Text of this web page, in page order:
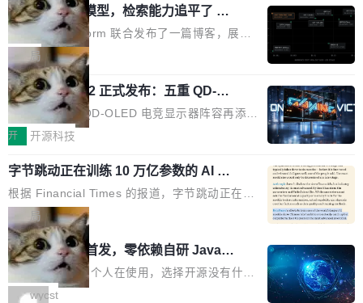
个项目只有一个 HTML 文件。没有构建步骤，没
有依赖，没有网络请求。屏幕上每个形状都是 C
anvas 上纯手...
s 里，设备树和内核源码被厂商锁死，你能看到
代码但你改不了，改了也刷不进去。 为什么 AO
SP 不够用了 Runarcn 列举了几条他离开 Andro
id 的具体理由： Google Pla...
ion（间接提示注入）窃取整个 Atlassian 租户内
的 Jira 工单和 Confluence 文档，全程不需要任
何人工审批。 更值得注意的是，这个漏洞在 5
月 23 日就报告给了 Atlassian，两个多月过去
了，公司除了表示"感谢"并分配了一个 case nu
mber 之外，再没有任何实质性回应。Rovo 至
今仍处于漏洞未修复状态。 攻击链路 攻击链并
不复杂。 受害者给 Rovo 提了一个正...
一个 4B 开源模型，检索能力追平了 G
PT-5.6 Sol，成本降到 1/100
Neon 和 Castform 联合发布了一篇博客，展示
了一个惊人的结果：一个 4B 参数的开源模型，
经过 RL 后训练之后，在检索任务上的准确率追
平了 GPT-5.6 Sol，但每次请求的成本只有对方
的 1/100。 具体来说，GPT-5.6 Sol 做一次典型
的多轮搜索请求需要超过 10 秒，端到端成本约
来说，这个速度和成本都"高得让人没法用"。而
4B 开源模型在推理速度上快了几个数量级，成
本低了两三个数量级。 问题在于，小模型开箱即
用时的检索能力确实远不如闭源前沿模型。差距
在哪？就在 RL 后训练。 从 RAG 到 agentic...
局
技嘉 GO27Q32 正式发布：五重 QD-OL
ED 面板加持，320Hz 极速与影院级画
面兼得
技嘉科技旗下 QD-OLED 电竞显示器阵容再添旗
舰新作。GO27Q32 将于 2026 年 9 月 15 日正
nta Tandem 五重发光架构为核心，为高端玩家
打造速度与画质不妥协的沉浸体验。 GO27Q32
搭载三星最新 QD-OLED 面板，采用 5 层串联
式发光结构，并装配全新 ObsidianShield 抗反
射镀膜，黑阶表现提升可达40%，并将表面硬度
由2H升級至3H，画面对比度与强度都提升的同
时还具有 320Hz 刷新率与 0.03ms GTG 灰阶响
开 开源科技
字节跳动正在训练 10 万亿参数的 AI 模
型
根据 Financial Times 的报道，字节跳动正在训
练一个 10 万亿参数的 AI 模型，目前处于预训练
阶段。 10 万亿是什么概念？Anthropic 目前最
大的模型 Mythos 5 约 8 万亿参数。DeepSeek
V4-Pro 是 1.6 万亿。月之暗面的 Kimi K3 是 2.
8 万亿。美团 LongCat-2.0 是 1.6 万亿。字节
局
wastnet 开源首发，零依赖自研 Java H
TTP/2 框架，性能对标 Undertow !
这个项目一直是个人在使用，选择开源没有什么
动机理由，就是想开源了，如果非要说一个，那
wycst